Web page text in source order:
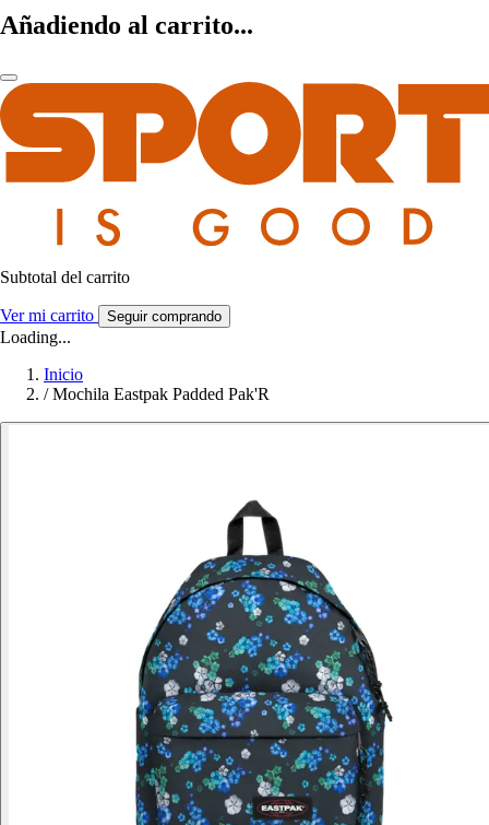
Añadiendo al carrito...
Subtotal del carrito
Ver mi carrito Seguir comprando
Loading...
Inicio
/ Mochila Eastpak Padded Pak'R